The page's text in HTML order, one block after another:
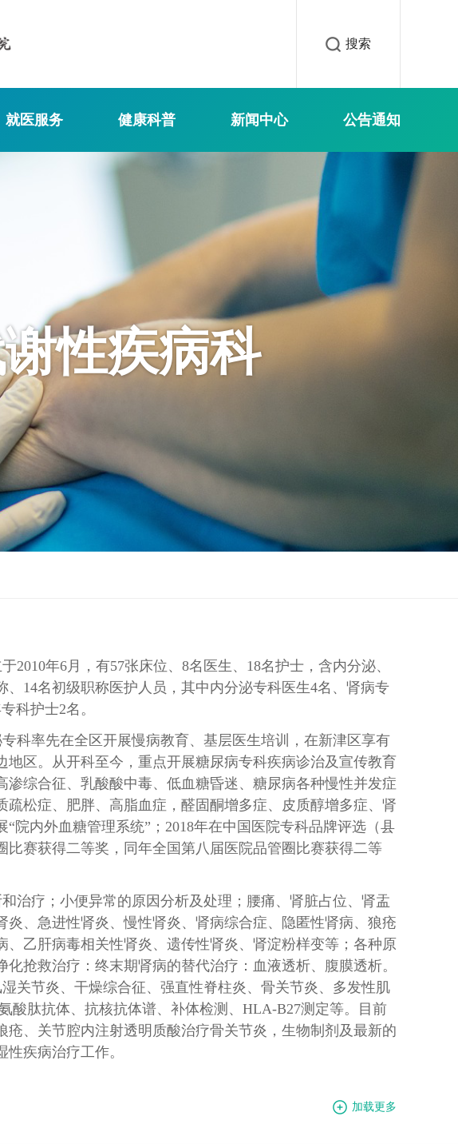
搜索
就医服务 健康科普 新闻中心 公告通知
性疾病科
年6月，有57张床位、8名医生、18名护士，含内分泌、
14名初级职称医护人员，其中内分泌专科医生4名、肾病专
科护士2名。
科率先在全区开展慢病教育、基层医生培训，在新津区享有
区。从开科至今，重点开展糖尿病专科疾病诊治及宣传教育
渗综合征、乳酸酸中毒、低血糖昏迷、糖尿病各种慢性并发症
疏松症、肥胖、高脂血症，醛固酮增多症、皮质醇增多症、肾
院内外血糖管理系统”；2018年在中国医院专科品牌评选（县
赛获得二等奖，同年全国第八届医院品管圈比赛获得二等
治疗；小便异常的原因分析及处理；腰痛、肾脏占位、肾盂
、急进性肾炎、慢性肾炎、肾病综合症、隐匿性肾病、狼疮
乙肝病毒相关性肾炎、遗传性肾炎、肾淀粉样变等；各种原
抢救治疗：终末期肾病的替代治疗：血液透析、腹膜透析。
关节炎、干燥综合征、强直性脊柱炎、骨关节炎、多发性肌
酸肽抗体、抗核抗体谱、补体检测、HLA-B27测定等。目前
、关节腔内注射透明质酸治疗骨关节炎，生物制剂及最新的
疾病治疗工作。
加载更多